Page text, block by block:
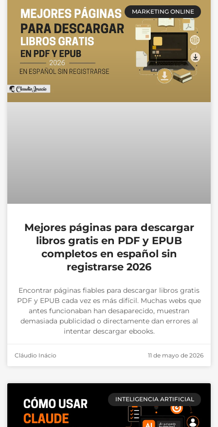
MARKETING ONLINE
Mejores páginas para descargar
libros gratis en PDF y EPUB
completos en español sin
registrarse 2026
Encontrar páginas fiables para descargar libros gratis
PDF y EPUB cada vez es más difícil. Muchas webs que
antes funcionaban han desaparecido, muestran
demasiada publicidad o directamente dan errores al
intentar descargar ebooks.
Cláudio Inácio 11 de mayo de 2026
INTELIGENCIA ARTIFICIAL